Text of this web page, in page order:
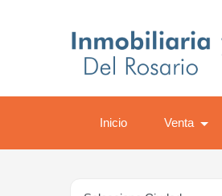
Inicio Venta